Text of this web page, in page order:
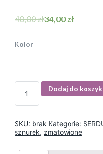
40,00zł34,00zł
Kolor
I
ś
Dodaj do
SKU: brak Kategorie:
sznurek, zmatowione